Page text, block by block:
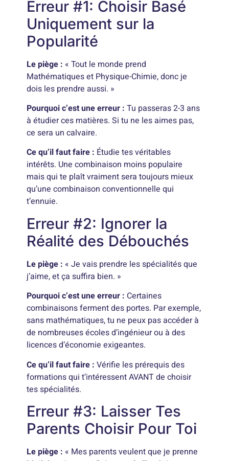
Erreur #1: Choisir Basé
Uniquement sur la
Popularité
Le piège : « Tout le monde prend
Mathématiques et Physique-Chimie, donc je
dois les prendre aussi. »
Pourquoi c’est une erreur : Tu passeras 2-3 ans
à étudier ces matières. Si tu ne les aimes pas,
ce sera un calvaire.
Ce qu’il faut faire : Étudie tes véritables
intérêts. Une combinaison moins populaire
mais qui te plaît vraiment sera toujours mieux
qu’une combinaison conventionnelle qui
t’ennuie.
Erreur #2: Ignorer la
Réalité des Débouchés
Le piège : « Je vais prendre les spécialités que
j’aime, et ça suffira bien. »
Pourquoi c’est une erreur : Certaines
combinaisons ferment des portes. Par exemple,
sans mathématiques, tu ne peux pas accéder à
de nombreuses écoles d’ingénieur ou à des
licences d’économie exigeantes.
Ce qu’il faut faire : Vérifie les prérequis des
formations qui t’intéressent AVANT de choisir
tes spécialités.
Erreur #3: Laisser Tes
Parents Choisir Pour Toi
Le piège : « Mes parents veulent que je prenne